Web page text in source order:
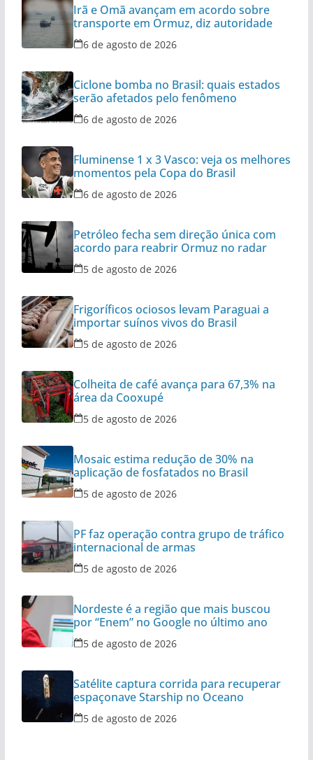
Irã e Omã avançam em acordo sobre
transporte em Ormuz, diz autoridade
6 de agosto de 2026
Ciclone bomba no Brasil: quais estados
serão afetados pelo fenômeno
6 de agosto de 2026
Fluminense 1 x 3 Vasco: veja os melhores
momentos pela Copa do Brasil
6 de agosto de 2026
Petróleo fecha sem direção única com
acordo para reabrir Ormuz no radar
5 de agosto de 2026
Frigoríficos ociosos levam Paraguai a
importar suínos vivos do Brasil
5 de agosto de 2026
Colheita de café avança para 67,3% na
área da Cooxupé
5 de agosto de 2026
Mosaic estima redução de 30% na
aplicação de fosfatados no Brasil
5 de agosto de 2026
PF faz operação contra grupo de tráfico
internacional de armas
5 de agosto de 2026
Nordeste é a região que mais buscou
por “Enem” no Google no último ano
5 de agosto de 2026
Satélite captura corrida para recuperar
espaçonave Starship no Oceano
5 de agosto de 2026